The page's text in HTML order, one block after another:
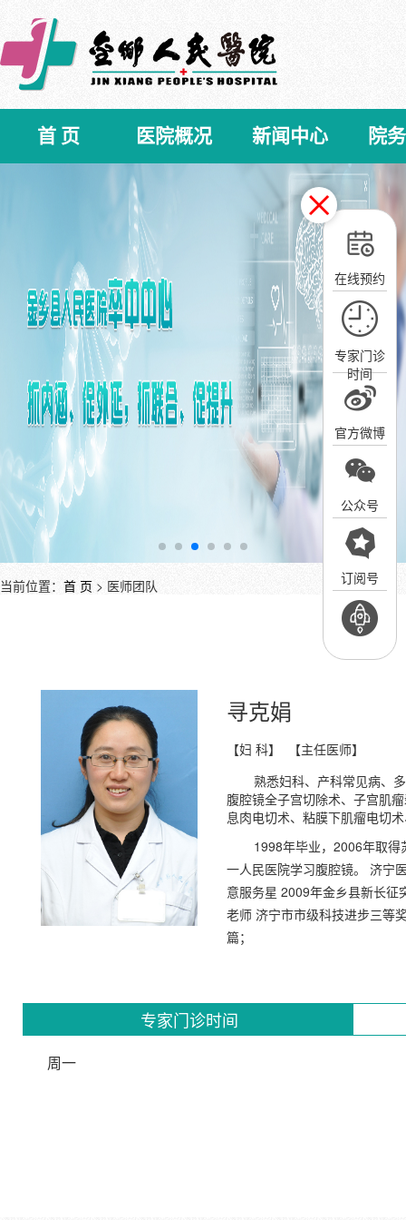
在线预约
专家门诊
时间
官方微博
公众号
订阅号
首 页 医院概况 新闻中心 院
当前位置： 首 页 > 医师团队
寻克娟
【妇 科】 【主任医师】
熟悉妇科、产科常见病、
腹腔镜全子宫切除术、子宫肌
息肉电切术、粘膜下肌瘤电切
1998年毕业，2006年取
一人民医院学习腹腔镜。 济宁
意服务星 2009年金乡县新长
老师 济宁市市级科技进步三等
篇；
专家门诊时间
周一